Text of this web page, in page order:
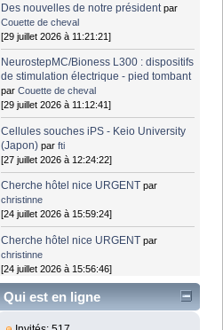
Des nouvelles de notre président par
Couette de cheval
[29 juillet 2026 à 11:21:21]
NeurostepMC/Bioness L300 : dispositifs
de stimulation électrique - pied tombant
parCouette de cheval
[29 juillet 2026 à 11:12:41]
Cellules souches iPS - Keio University
(Japon) parfti
[27 juillet 2026 à 12:24:22]
Cherche hôtel nice URGENT par
christinne
[24 juillet 2026 à 15:59:24]
Cherche hôtel nice URGENT par
christinne
[24 juillet 2026 à 15:56:46]
Qui est en ligne